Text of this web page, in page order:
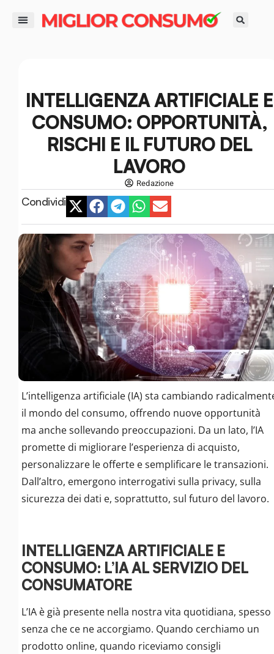
INTELLIGENZA ARTIFICIALE E
CONSUMO: OPPORTUNITÀ,
RISCHI E IL FUTURO DEL
LAVORO
Redazione
Condividi
L’intelligenza artificiale (IA) sta cambiando
il mondo del consumo, offrendo nuove opportunità
ma anche sollevando preoccupazioni. Da un lato, l’IA
promette di migliorare l’esperienza di acquisto,
personalizzare le offerte e semplificare le transazioni.
Dall’altro, emergono interrogativi sulla privacy, sulla
sicurezza dei dati e, soprattutto, sul futuro del lavoro.
INTELLIGENZA ARTIFICIALE E
CONSUMO: L’IA AL SERVIZIO DEL
CONSUMATORE
L’IA è già presente nella nostra vita quotidiana, spesso
senza che ce ne accorgiamo. Quando cerchiamo un
prodotto online, quando riceviamo consigli